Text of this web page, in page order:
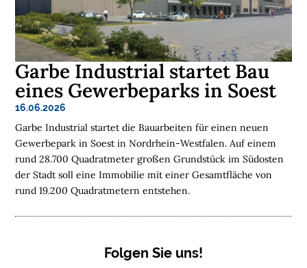
M
E
D
I
E
N

D
e
u
c
Garbe Industrial startet Bau
eines Gewerbeparks in Soest
16.06.2026
Garbe Industrial startet die Bauarbeiten für einen neuen
Gewerbepark in Soest in Nordrhein-Westfalen. Auf einem
rund 28.700 Quadratmeter großen Grundstück im Südosten
der Stadt soll eine Immobilie mit einer Gesamtfläche von
rund 19.200 Quadratmetern entstehen.
Folgen Sie uns!